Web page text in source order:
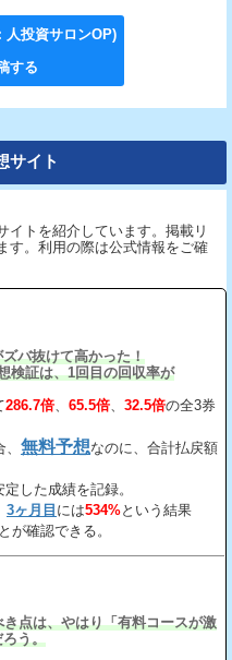
人投資サロンOP)
する
サイト
イトを紹介しています。掲載リ
す。利用の際は公式情報をご確
バ抜けて高かった！
検証は、1回目の回収率が
286.7倍、 65.5倍、 32.5倍の全3券
無料予想なのに、合計払戻額
定した成績を記録。
3ヶ月目 には534%という結果
が確認できる。
点は、やはり「有料コースが激
ろう。